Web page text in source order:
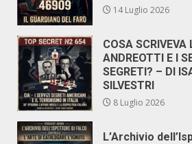
14 Luglio 2026
COSA SCRIVEVA
ANDREOTTI E I
SEGRETI? – DI
SILVESTRI
8 Luglio 2026
L’Archivio